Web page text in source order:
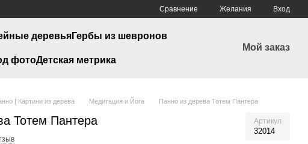
Сравнение Желания Вход
деревьяГербы из шевронов
фотоДетская метрика
Мой заказ
| Картини из дерева Медитация и Йога Панно из дерева Тотем Пантера
Тотем Пантера Артикул
32014